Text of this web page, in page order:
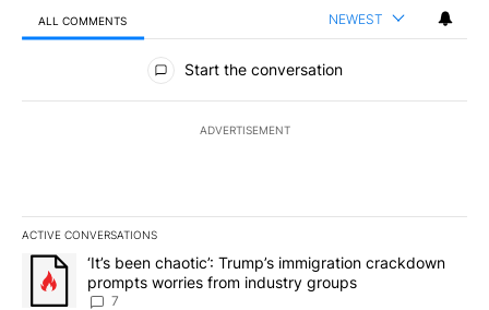
ALL COMMENTS NEWEST
All Comments
Start the conversation
ADVERTISEMENT
ACTIVE CONVERSATIONS
The following is a list of the most commented articles in the last
A trending article titled "‘It’s been chaotic’: Trump’s
‘It’s been chaotic’: Trump’s immigration crackdown
prompts worries from industry groups
7